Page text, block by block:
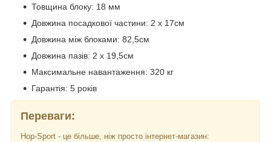
Товщина блоку: 18 мм
Довжина посадкової частини: 2 х 17см
Довжина між блоками: 82,5см
Довжина пазів: 2 х 19,5см
Максимальне навантаження: 320 кг
Гарантія: 5 років
Переваги:
Hop-Sport - це більше, ніж просто інтернет-магазин: